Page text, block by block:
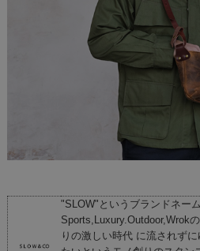
"SLOW"というブランドネー
Sports,Luxury.Outdoor,Wrok
りの激しい時代 に流されず